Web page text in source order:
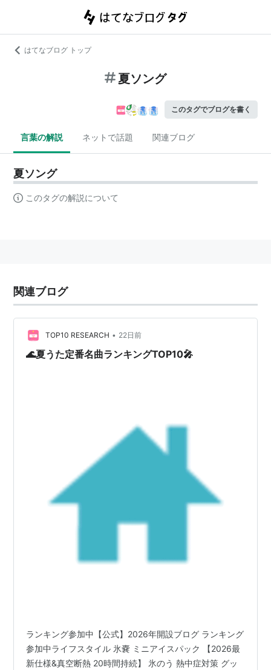
はてなブログ トップ
夏ソング
このタグでブログを書く
言葉の解説 ネットで話題 関連ブログ
夏ソング
このタグの解説について
関連ブログ
TOP10 RESEARCH • 22日前
🌊夏うた定番名曲ランキングTOP10🎤
ランキング参加中【公式】2026年開設ブログ ランキング
参加中ライフスタイル 氷嚢 ミニアイスパック 【2026最
新仕様&真空断熱 20時間持続】 氷のう 熱中症対策 グッ